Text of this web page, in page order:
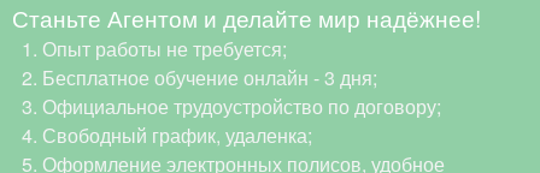
Станьте Агентом и делайте мир надёжнее!
Опыт работы не требуется;
Бесплатное обучение онлайн - 3 дня;
Официальное трудоустройство по договору;
Свободный график, удаленка;
Оформление электронных полисов, удобное